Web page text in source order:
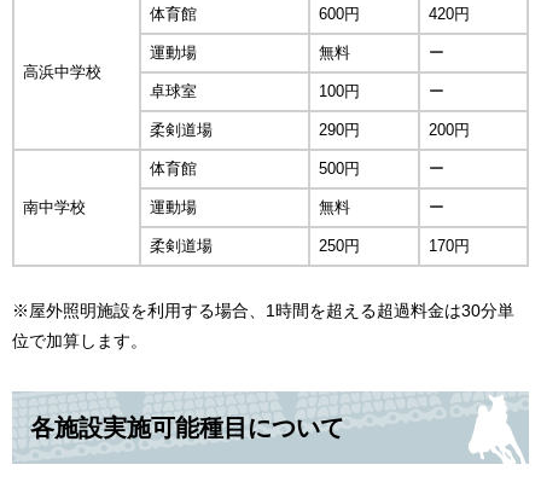
高浜中学校
体育館 600円 420円
運動場 無料 ー
卓球室 100円 ー
柔剣道場 290円 200円
南中学校
体育館 500円 ー
運動場 無料 ー
柔剣道場 250円 170円
※屋外照明施設を利用する場合、1時間を超える超過料金は30分単
位で加算します。
各施設実施可能種目について